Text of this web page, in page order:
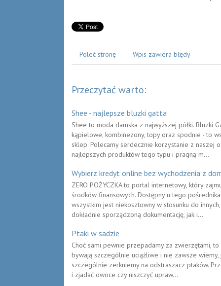
Poleć stronę Wpis zawiera błędy
Przeczytać warto:
Shee - najlepsze bluzki gatta
Shee to moda damska z najwyższej półki. Bluzki
kąpielowe, kombinezony, topy oraz spodnie - to
sklep. Polecamy serdecznie korzystanie z naszej
najlepszych produktów tego typu i pragną m...
Wybierz kredyt online bez wychodzenia z
ZERO POŻYCZKA to portal internetowy, który
środków finansowych. Dostępny u tego
wszystkim jest niekosztowny w stosunku do
dokładnie sporządzoną dokumentację, jak i...
Ptaki w sadzie
Choć sami pewnie przepadamy za zwierzętami,
bywają szczególnie uciążliwe i nie zawsze
szczególnie zerkniemy na odstraszacz ptaków.
i zjadać owoce czy niszczyć upraw...